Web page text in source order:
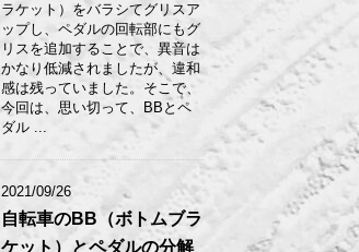
ラケット）をバラシてグリスア
ップし、ペダルの回転部にもグ
リスを追加することで、異音は
かなり低減されましたが、違和
感は残っていました。そこで、
今回は、思い切って、BBとペ
ダル ...
2021/09/26
自転車のBB（ボトムブラ
ケット）とペダルの分解